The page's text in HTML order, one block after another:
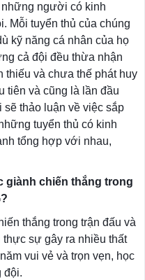
những người có kinh
Mỗi tuyển thủ của chúng
kỹ năng cá nhân của họ
cả đội đều thừa nhận
thiếu và chưa thế phát huy
tiên và cũng là lần đầu
thảo luận về việc sắp
tuyển thủ có kinh
tổng hợp với nhau,
giành chiến thắng trong
thắng trong trận đấu và
thực sự gây ra nhiều thất
vui vẻ và trọn vẹn, học
đội.